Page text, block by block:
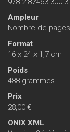
Ampleur
Nombre de
Format
16 x 24 x 1,7 cm
Poids
488 grammes
Prix
28,00 €
ONIX XML